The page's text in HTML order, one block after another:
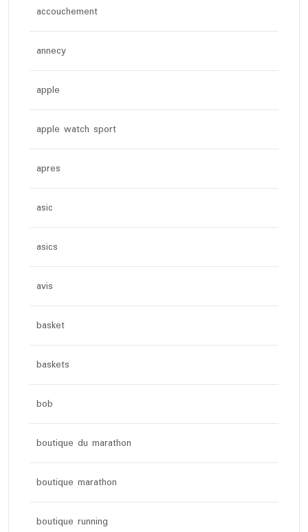
accouchement
annecy
apple
apple watch sport
apres
asic
asics
avis
basket
baskets
bob
boutique du marathon
boutique marathon
boutique running